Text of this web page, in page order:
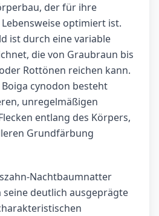
der für ihre
optimiert ist.
ist durch eine variable
die von Graubraun bis
Rottönen reichen kann.
cynodon besteht
unregelmäßigen
entlang des Körpers,
Grundfärbung
Nachtbaumnatter
deutlich ausgeprägte